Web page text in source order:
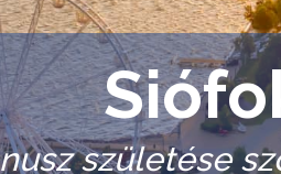
születése